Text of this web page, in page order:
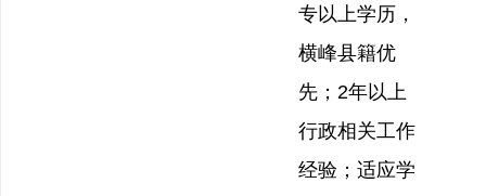
专以上学历，
横峰县籍优
先；2年以上
行政相关工作
经验；适应学